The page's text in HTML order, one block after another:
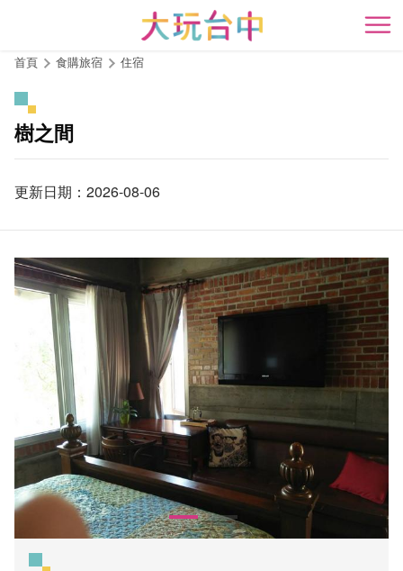
開
首頁 食購旅宿 住宿
樹之間
更新日期：2026-08-06